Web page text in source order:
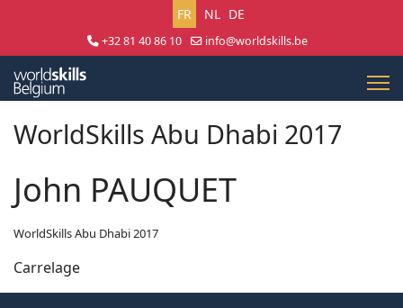
Sélectionnez votre langue
FR NL DE
+32 81 40 86 10
info@worldskills.be
WorldSkills Abu Dhabi 2017
John PAUQUET
WorldSkills Abu Dhabi 2017
Carrelage